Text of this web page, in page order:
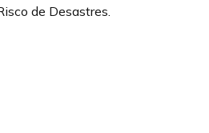
de Desastres.